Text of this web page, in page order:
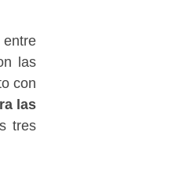
entre
las
con
las
tres